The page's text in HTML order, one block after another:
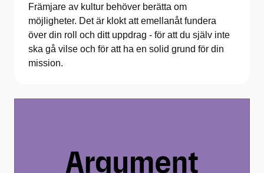
Främjare av kultur behöver berätta om
möjligheter. Det är klokt att emellanåt fundera
över din roll och ditt uppdrag - för att du själv inte
ska gå vilse och för att ha en solid grund för din
mission.